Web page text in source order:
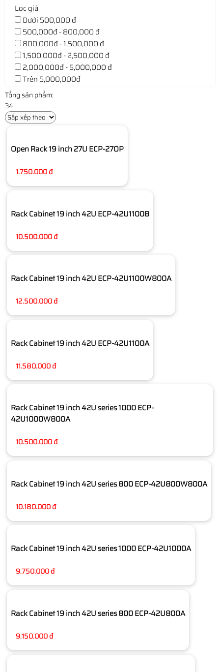
Lọc giá
Dưới 500,000 đ
500,000đ - 800,000 đ
800,000đ - 1,500,000 đ
1,500,000đ - 2,500,000 đ
2,000,000đ - 5,000,000 đ
Trên 5,000,000đ
Tổng sản phẩm:
34
Open Rack 19 inch 27U ECP-27OP
1.750.000 đ
Rack Cabinet 19 inch 42U ECP-42U1100B
10.500.000 đ
Rack Cabinet 19 inch 42U ECP-42U1100W800A
12.500.000 đ
Rack Cabinet 19 inch 42U ECP-42U1100A
11.580.000 đ
Rack Cabinet 19 inch 42U series 1000 ECP-
42U1000W800A
10.500.000 đ
Rack Cabinet 19 inch 42U series 800 ECP-42U800W800A
10.180.000 đ
Rack Cabinet 19 inch 42U series 1000 ECP-42U1000A
9.750.000 đ
Rack Cabinet 19 inch 42U series 800 ECP-42U800A
9.150.000 đ